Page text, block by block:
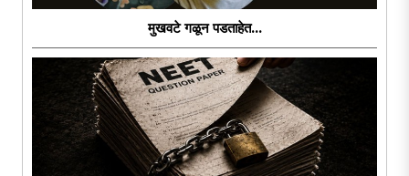
मुखवटे गळून पडताहेत...